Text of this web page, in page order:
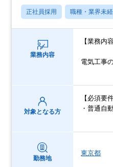
正社員採用 職種・業界未
業務内容
【業務内容
電気工事
対象となる方
【必須要件
・普通自
勤務地
東京都